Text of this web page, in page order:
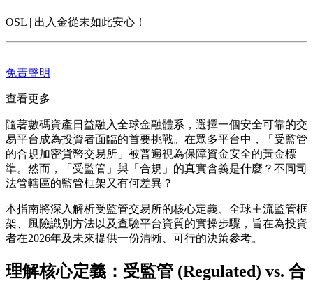
OSL | 出入金從未如此安心！
免責聲明
查看更多
隨著數碼資產日益融入全球金融體系，選擇一個安全可靠的交
易平台成為投資者面臨的首要挑戰。在眾多平台中，「受監管
的合規加密貨幣交易所」被普遍視為保障資金安全的黃金標
準。然而，「受監管」與「合規」的真實含義是什麼？不同司
法管轄區的監管框架又有何差異？
本指南將深入解析受監管交易所的核心定義、全球主流監管框
架、風險識別方法以及查驗平台資質的實操步驟，旨在為投資
者在2026年及未來提供一份清晰、可行的決策參考。
理解核心定義：受監管 (Regulated) vs. 合